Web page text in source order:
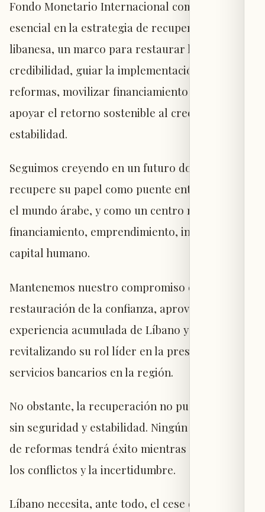
Fondo Monetario Internacional como un pilar
esencial en la estrategia de recuperación
libanesa, un marco para restaurar la
credibilidad, guiar la implementación de
reformas, movilizar financiamiento externo y
apoyar el retorno sostenible al crecimiento y la
estabilidad.
Seguimos creyendo en un futuro donde Líbano
recupere su papel como puente entre Europa y
el mundo árabe, y como un centro regional de
financiamiento, emprendimiento, innovación y
capital humano.
Mantenemos nuestro compromiso con la
restauración de la confianza, aprovechando la
experiencia acumulada de Líbano y
revitalizando su rol líder en la prestación de
servicios bancarios en la región.
No obstante, la recuperación no puede lograrse
sin seguridad y estabilidad. Ningún programa
de reformas tendrá éxito mientras continúen
los conflictos y la incertidumbre.
Líbano necesita, ante todo, el cese de las